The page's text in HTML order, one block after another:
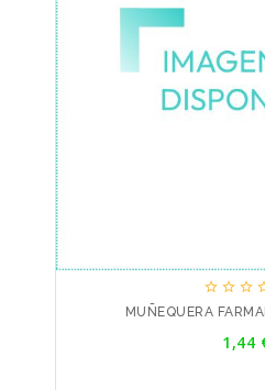
  
MUÑEQUERA
1,44